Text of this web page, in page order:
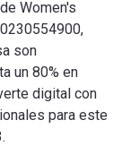
Women's
son
un 80% en
digital con
para este